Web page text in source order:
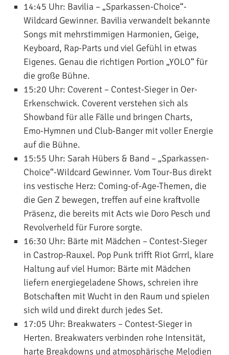
14:45 Uhr: Bavilia – „Sparkassen-Choice“-
Wildcard Gewinner. Bavilia verwandelt bekannte
Songs mit mehrstimmigen Harmonien, Geige,
Keyboard, Rap-Parts und viel Gefühl in etwas
Eigenes. Genau die richtigen Portion „YOLO“ für
die große Bühne.
15:20 Uhr: Coverent – Contest-Sieger in Oer-
Erkenschwick. Coverent verstehen sich als
Showband für alle Fälle und bringen Charts,
Emo-Hymnen und Club-Banger mit voller Energie
auf die Bühne.
15:55 Uhr: Sarah Hübers & Band – „Sparkassen-
Choice“-Wildcard Gewinner. Vom Tour-Bus direkt
ins vestische Herz: Coming-of-Age-Themen, die
die Gen Z bewegen, treffen auf eine kraftvolle
Präsenz, die bereits mit Acts wie Doro Pesch und
Revolverheld für Furore sorgte.
16:30 Uhr: Bärte mit Mädchen – Contest-Sieger
in Castrop-Rauxel. Pop Punk trifft Riot Grrrl, klare
Haltung auf viel Humor: Bärte mit Mädchen
liefern energiegeladene Shows, schreien ihre
Botschaften mit Wucht in den Raum und spielen
sich wild und direkt durch jedes Set.
17:05 Uhr: Breakwaters – Contest-Sieger in
Herten. Breakwaters verbinden rohe Intensität,
harte Breakdowns und atmosphärische Melodien